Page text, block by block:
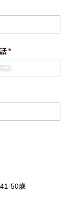
*
(required)
41-50歲